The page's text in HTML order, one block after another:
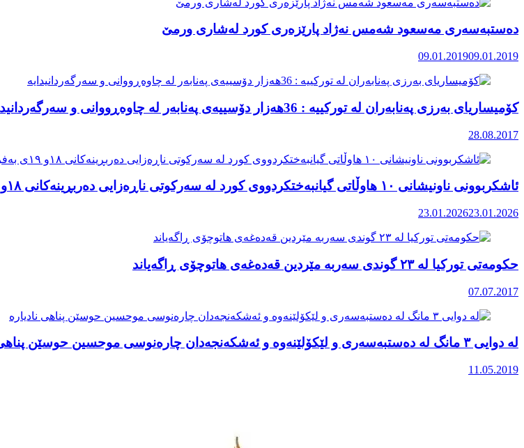
دەستبەسەری مەسعود شەمس نەژاد پارێزەری کورد لەشاری ورمێ
09.01.201909.01.2019
کۆمیساریای بەرزی پەنابەران لە تورکییە : 36هەزار دۆسییەی پەنابەر لە چاوەڕووانی و سەرگەردانیدایە
28.08.2017
ئاشکربوونی ناونیشانی ١٠ هاوڵاتی گیانبەختکردووی کورد لە سەرکوتی ناڕەزایی دەربڕینەکانی ١٨و ١٩ی بەفرانبار
23.01.202623.01.2026
حکومەتی تورکیا لە ٢٣ گوندی سەربە مێردین قەدەغەی هاتوچۆی ڕاگەیاند
07.07.2017
لە دوایی ۳ مانگ لە دەستبەسەری و لێکۆلێنەوە و ئەشکەنجەدان چارەنوسی موحسین حوسێن پناهی نادیارە
11.05.2019